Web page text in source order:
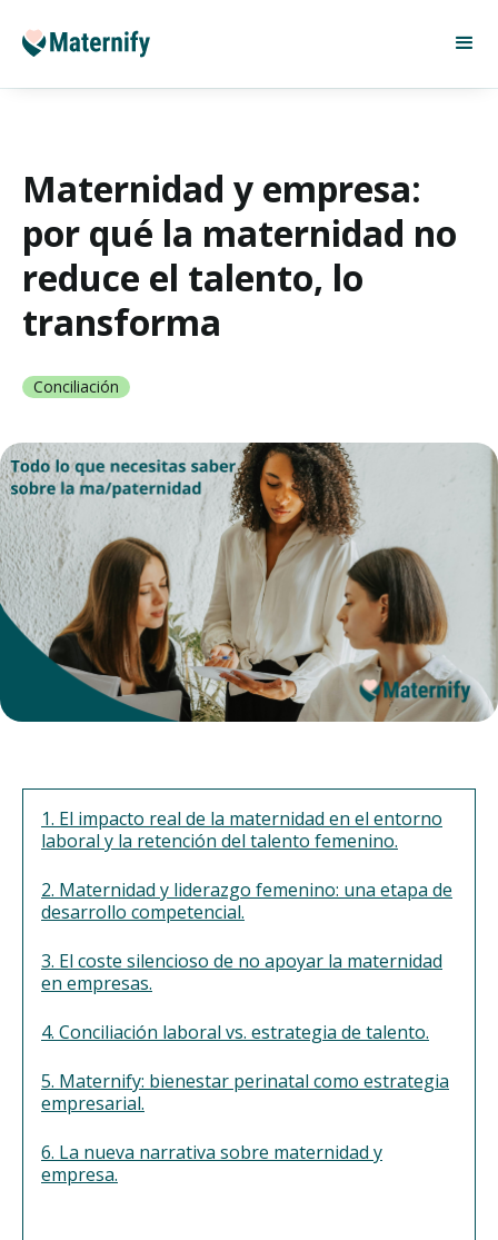
Maternidad y empresa:
por qué la maternidad no
reduce el talento, lo
transforma
Conciliación
1. El impacto real de la maternidad en el entorno
laboral y la retención del talento femenino.
2. Maternidad y liderazgo femenino: una etapa de
desarrollo competencial.
3. El coste silencioso de no apoyar la maternidad
en empresas.
4. Conciliación laboral vs. estrategia de talento.
5. Maternify: bienestar perinatal como estrategia
empresarial.
6. La nueva narrativa sobre maternidad y
empresa.